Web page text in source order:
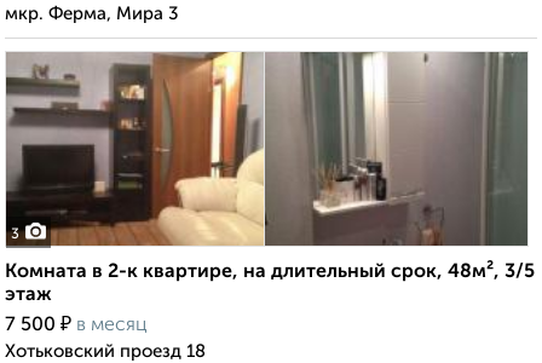
мкр. Ферма, Мира 3
3
Комната в 2-к квартире, на длительный срок, 48м², 3/5
этаж
7 500 ₽ в месяц
Хотьковский проезд 18